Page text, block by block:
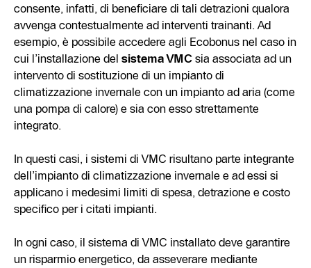
consente, infatti, di beneficiare di tali detrazioni qualora
avvenga contestualmente ad interventi trainanti. Ad
esempio, è possibile accedere agli Ecobonus nel caso in
cui l’installazione del sistema VMC sia associata ad un
intervento di sostituzione di un impianto di
climatizzazione invernale con un impianto ad aria (come
una pompa di calore) e sia con esso strettamente
integrato.
In questi casi, i sistemi di VMC risultano parte integrante
dell’impianto di climatizzazione invernale e ad essi si
applicano i medesimi limiti di spesa, detrazione e costo
specifico per i citati impianti.
In ogni caso, il sistema di VMC installato deve garantire
un risparmio energetico, da asseverare mediante